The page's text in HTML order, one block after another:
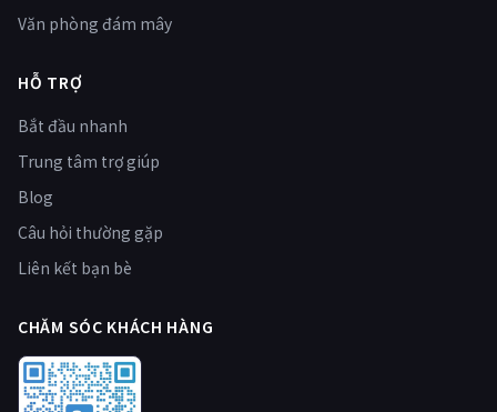
Văn phòng đám mây
HỖ TRỢ
Bắt đầu nhanh
Trung tâm trợ giúp
Blog
Câu hỏi thường gặp
Liên kết bạn bè
CHĂM SÓC KHÁCH HÀNG